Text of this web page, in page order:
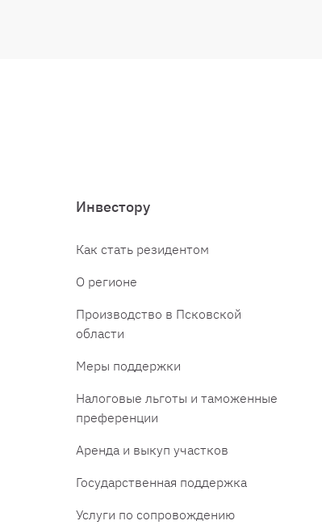
Инвестору
Как стать резидентом
О регионе
Производство в Псковской
области
Меры поддержки
Налоговые льготы и таможенные
преференции
Аренда и выкуп участков
Государственная поддержка
Услуги по сопровождению